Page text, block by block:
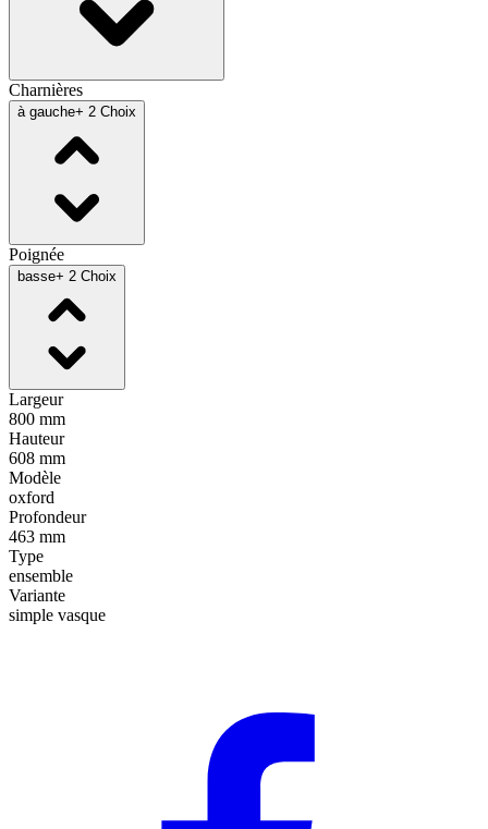
Charnières
à gauche+ 2 Choix
Poignée
basse+ 2 Choix
Largeur
800 mm
Hauteur
608 mm
Modèle
oxford
Profondeur
463 mm
Type
ensemble
Variante
simple vasque